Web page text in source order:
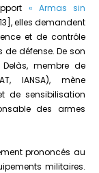
« Armas sin
[13], elles demandent
et de contrôle
défense. De son
membre de
IANSA), mène
de sensibilisation
des armes
prononcés au
militaires.